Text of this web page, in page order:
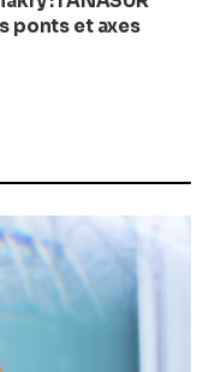
ponts et axes